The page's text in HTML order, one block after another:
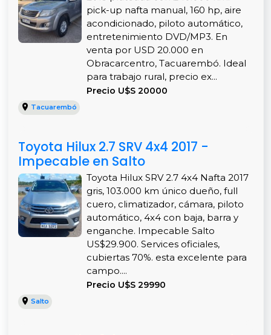
pick-up nafta manual, 160 hp, aire
acondicionado, piloto automático,
entretenimiento DVD/MP3. En
venta por USD 20.000 en
Obracarcentro, Tacuarembó. Ideal
para trabajo rural, precio ex...
Precio U$S 20000
Tacuarembó
Toyota Hilux 2.7 SRV 4x4 2017 -
Impecable en Salto
Toyota Hilux SRV 2.7 4x4 Nafta 2017
gris, 103.000 km único dueño, full
cuero, climatizador, cámara, piloto
automático, 4x4 con baja, barra y
enganche. Impecable Salto
US$29.900. Services oficiales,
cubiertas 70%. esta excelente para
campo....
Precio U$S 29990
Salto